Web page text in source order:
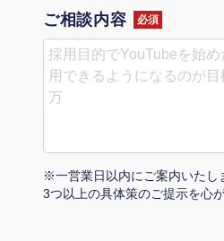
正社員
マーケマネージャー
内部監査室長
ご相談内容 必須
※一営業日以内にご案内いたし
3つ以上の具体策のご提示を心